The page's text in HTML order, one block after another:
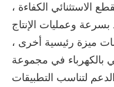
الاستثنائي الكفاءة ،
بسرعة وعمليات الإنتاج
ميزة رئيسية أخرى ،
بالكهرباء في مجموعة
لتناسب التطبيقات